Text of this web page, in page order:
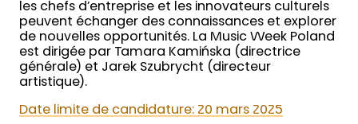
les chefs d’entreprise et les innovateurs culturels
peuvent échanger des connaissances et explorer
de nouvelles opportunités. La Music Week Poland
est dirigée par Tamara Kamińska (directrice
générale) et Jarek Szubrycht (directeur
artistique).
Date limite de candidature: 20 mars 2025